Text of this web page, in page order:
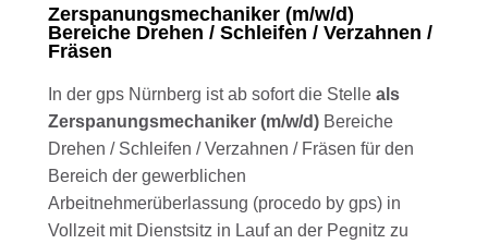
Zerspanungsmechaniker (m/w/d)
Bereiche Drehen / Schleifen / Verzahnen /
Fräsen
In der gps Nürnberg ist ab sofort die Stelle als
Zerspanungsmechaniker (m/w/d) Bereiche
Drehen / Schleifen / Verzahnen / Fräsen für den
Bereich der gewerblichen
Arbeitnehmerüberlassung (procedo by gps) in
Vollzeit mit Dienstsitz in Lauf an der Pegnitz zu